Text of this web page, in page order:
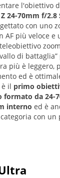
l'obiettivo
Z 24-70mm f/2.8
con uno
AF più veloce e
di
più è leggero,
ed è
il primo
formato da 24-
interno ed è
con un